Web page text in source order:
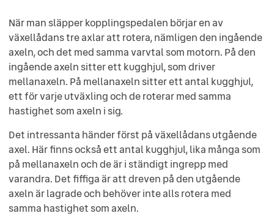
När man släpper kopplingspedalen börjar en av
växellådans tre axlar att rotera, nämligen den ingående
axeln, och det med samma varvtal som motorn. På den
ingående axeln sitter ett kugghjul, som driver
mellanaxeln. På mellanaxeln sitter ett antal kugghjul,
ett för varje utväxling och de roterar med samma
hastighet som axeln i sig.
Det intressanta händer först på växellådans utgående
axel. Här finns också ett antal kugghjul, lika många som
på mellanaxeln och de är i ständigt ingrepp med
varandra. Det fiffiga är att dreven på den utgående
axeln är lagrade och behöver inte alls rotera med
samma hastighet som axeln.